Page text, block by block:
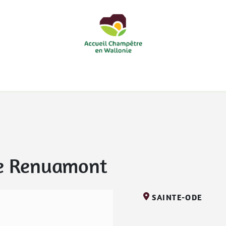
Renuamont
SAINTE-ODE